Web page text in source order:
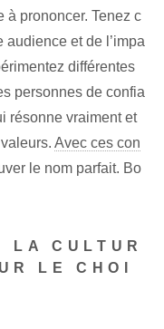
à prononcer. Tenez c
et de l’impa
différentes
personnes de confia
résonne vraiment et
Avec ces con
le nom parfait. Bo
CULTUR
LE CHOI